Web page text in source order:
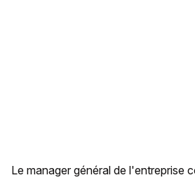
Le manager général de l'entreprise